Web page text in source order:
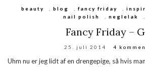
beauty blog fancy friday
nail polish
neglelak
Fancy Friday –
25. juli 2014 4
Uhm nu er jeg lidt af en drengepige, så hvis